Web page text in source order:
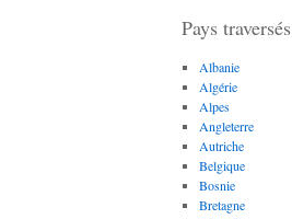
Pays traversés
Albanie
Algérie
Alpes
Angleterre
Autriche
Belgique
Bosnie
Bretagne